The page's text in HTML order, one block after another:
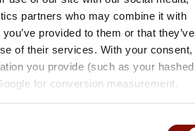
partners who may combine it with
provided to them or that they’ve
of their services. With your consent,
you provide (such as your hashed
for conversion measurement.